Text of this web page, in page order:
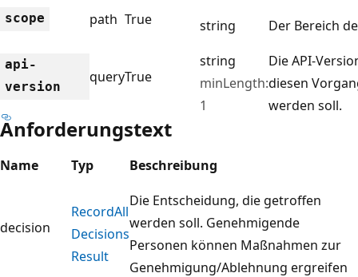
scope path True string Der Bereich
api-
version
queryTrue
string
minLength:
1
Die API-
diesen
werden soll.
Anforderungstext
Name Typ Beschreibung
decision
RecordAll
Decisions
Result
Die Entscheidung, die getroffen
werden soll. Genehmigende
Personen können Maßnahmen zur
Genehmigung/Ablehnung ergreifen